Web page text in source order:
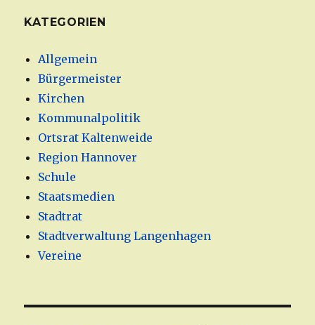
KATEGORIEN
Allgemein
Bürgermeister
Kirchen
Kommunalpolitik
Ortsrat Kaltenweide
Region Hannover
Schule
Staatsmedien
Stadtrat
Stadtverwaltung Langenhagen
Vereine